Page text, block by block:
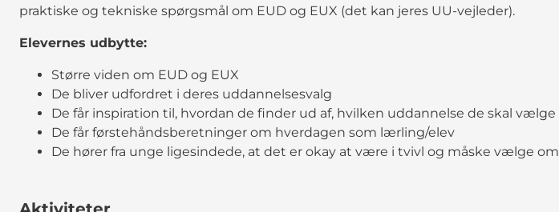
praktiske og tekniske spørgsmål om EUD og EUX (det kan jeres UU-vejleder).
Elevernes udbytte:
Større viden om EUD og EUX
De bliver udfordret i deres uddannelsesvalg
De får inspiration til, hvordan de finder ud af, hvilken uddannelse de skal vælge
De får førstehåndsberetninger om hverdagen som lærling/elev
De hører fra unge ligesindede, at det er okay at være i tvivl og måske vælge om